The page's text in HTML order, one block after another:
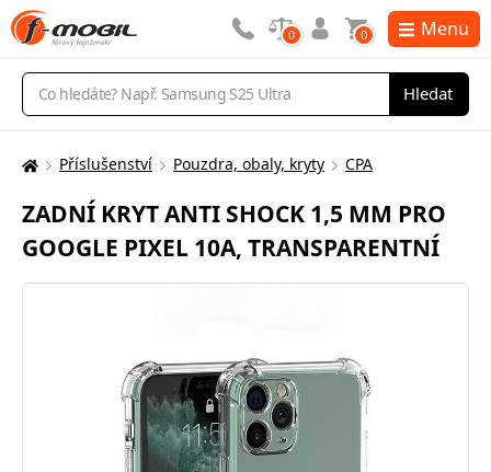
Vyhledávání
Hledat
0 0 Menu
Zde
nacházíte:
Příslušenství Pouzdra, obaly, kryty CPA
ZADNÍ KRYT ANTI SHOCK 1,5 MM PRO
GOOGLE PIXEL 10A, TRANSPARENTNÍ